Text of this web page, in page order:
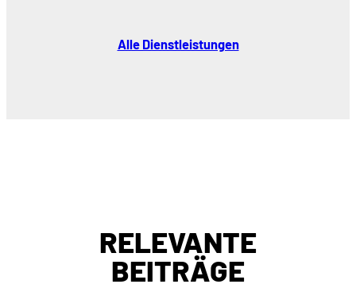
Alle Dienstleistungen
RELEVANTE
BEITRÄGE